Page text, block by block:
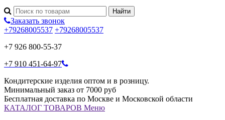
Заказать звонок
+79268005537 +79268005537
+7 926 800-55-37
+7 910 451-64-97
Кондитерские изделия оптом и в розницу.
Минимальный заказ от 7000 руб
Бесплатная доставка по Москве и Московской области
КАТАЛОГ ТОВАРОВ Меню